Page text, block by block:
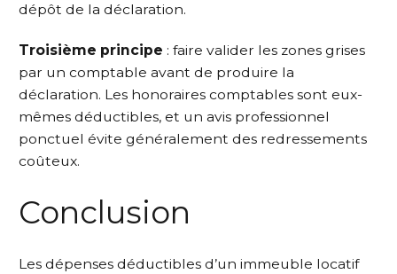
dépôt de la déclaration.
Troisième principe : faire valider les zones grises
par un comptable avant de produire la
déclaration. Les honoraires comptables sont eux-
mêmes déductibles, et un avis professionnel
ponctuel évite généralement des redressements
coûteux.
Conclusion
Les dépenses déductibles d’un immeuble locatif